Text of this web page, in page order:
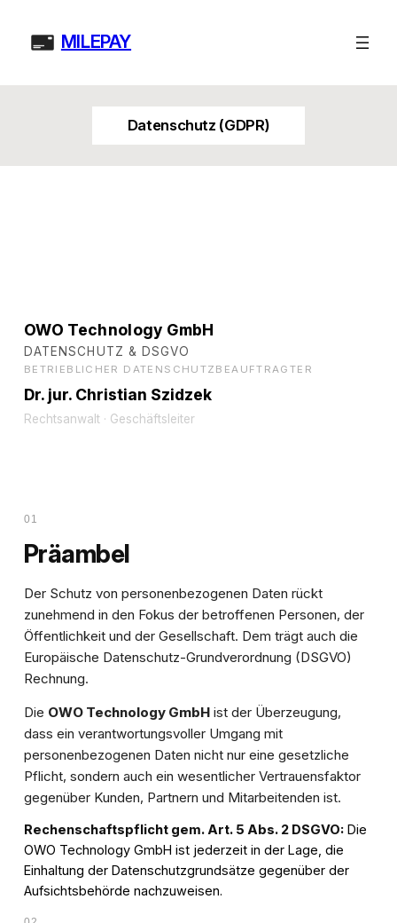
content
MILEPAY
Datenschutz (GDPR)
OWO Technology GmbH
DATENSCHUTZ & DSGVO
BETRIEBLICHER DATENSCHUTZBEAUFTRAGTER
Dr. jur. Christian Szidzek
Rechtsanwalt · Geschäftsleiter
01
Präambel
Der Schutz von personenbezogenen Daten rückt
zunehmend in den Fokus der betroffenen Personen, der
Öffentlichkeit und der Gesellschaft. Dem trägt auch die
Europäische Datenschutz-Grundverordnung (DSGVO)
Rechnung.
Die OWO Technology GmbHist der Überzeugung,
dass ein verantwortungsvoller Umgang mit
personenbezogenen Daten nicht nur eine gesetzliche
Pflicht, sondern auch ein wesentlicher Vertrauensfaktor
gegenüber Kunden, Partnern und Mitarbeitenden ist.
Rechenschaftspflicht gem. Art. 5 Abs. 2 DSGVO:Die
OWO Technology GmbH ist jederzeit in der Lage, die
Einhaltung der Datenschutzgrundsätze gegenüber der
Aufsichtsbehörde nachzuweisen.